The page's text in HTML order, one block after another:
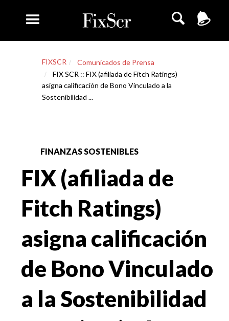
FIXSCR
Comunicados de Prensa
FIX SCR :: FIX (afiliada de Fitch Ratings)
asigna calificación de Bono Vinculado a la
Sostenibilidad ...
FINANZAS SOSTENIBLES
FIX (afiliada de
Fitch Ratings)
asigna calificación
de Bono Vinculado
a la Sostenibilidad